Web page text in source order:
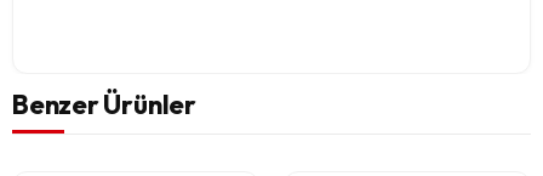
Benzer Ürünler